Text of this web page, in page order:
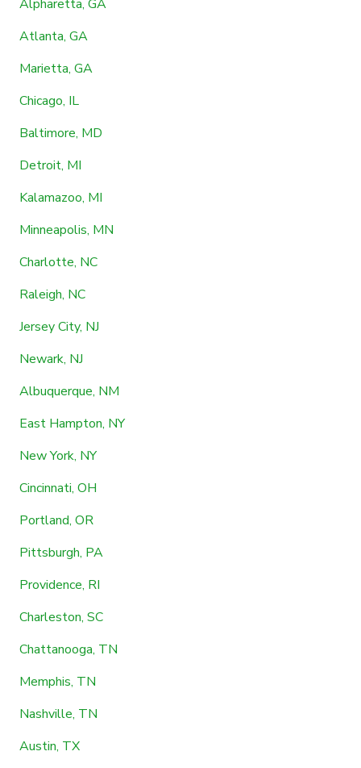
Alpharetta, GA
Atlanta, GA
Marietta, GA
Chicago, IL
Baltimore, MD
Detroit, MI
Kalamazoo, MI
Minneapolis, MN
Charlotte, NC
Raleigh, NC
Jersey City, NJ
Newark, NJ
Albuquerque, NM
East Hampton, NY
New York, NY
Cincinnati, OH
Portland, OR
Pittsburgh, PA
Providence, RI
Charleston, SC
Chattanooga, TN
Memphis, TN
Nashville, TN
Austin, TX